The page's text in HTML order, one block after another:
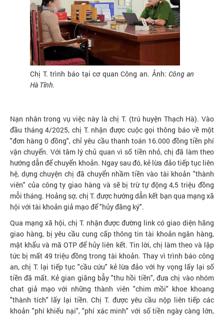
Chị T. trình báo tại cơ quan Công an. Ảnh: Công an
Hà Tĩnh.
Nạn nhân trong vụ việc này là chị T. (trú huyện Thạch Hà). Vào
đầu tháng 4/2025, chị T. nhận được cuộc gọi thông báo về một
"đơn hàng 0 đồng", chỉ yêu cầu thanh toán 16.000 đồng tiền phí
vận chuyển. Với tâm lý chủ quan vì số tiền nhỏ, chị đã làm theo
hướng dẫn để chuyển khoản. Ngay sau đó, kẻ lừa đảo tiếp tục liên
hệ, dựng chuyện chị đã chuyển nhầm tiền vào tài khoản "thành
viên" của công ty giao hàng và sẽ bị trừ tự động 4,5 triệu đồng
mỗi tháng. Hoảng sợ, chị T. được hướng dẫn kết bạn qua mạng xã
hội với tài khoản giả mạo để "hủy đăng ký".
Qua mạng xã hội, chị T. nhận được đường link có giao diện hãng
giao hàng, bị yêu cầu cung cấp thông tin tài khoản ngân hàng,
mật khẩu và mã OTP để hủy liên kết. Tin lời, chị làm theo và lập
tức bị mất 49 triệu đồng trong tài khoản. Thay vì trình báo công
an, chị T. lại tiếp tục "cầu cứu" kẻ lừa đảo với hy vọng lấy lại số
tiền đã mất. Kẻ gian giăng bẫy "thu hồi tiền", đưa chị vào nhóm
chat giả mạo với những thành viên "chim mồi" khoe khoang
"thành tích" lấy lại tiền. Chị T. được yêu cầu nộp liên tiếp các
khoản "phí khiếu nại", "phí xác minh" với số tiền ngày càng lớn,